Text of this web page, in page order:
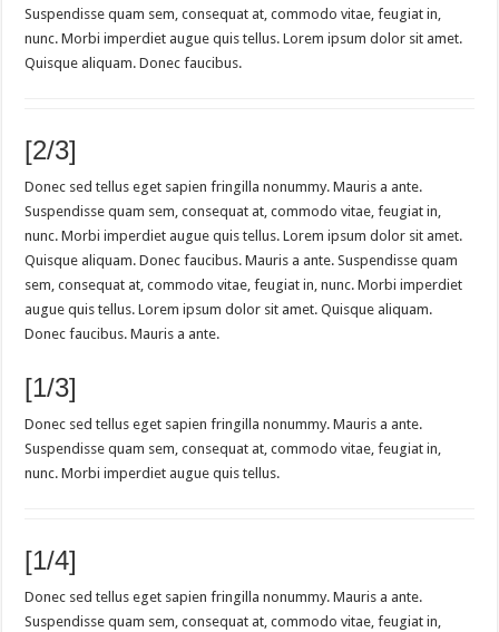
Suspendisse quam sem, consequat at, commodo vitae, feugiat in,
nunc. Morbi imperdiet augue quis tellus. Lorem ipsum dolor sit amet.
Quisque aliquam. Donec faucibus.
[2/3]
Donec sed tellus eget sapien fringilla nonummy. Mauris a ante.
Suspendisse quam sem, consequat at, commodo vitae, feugiat in,
nunc. Morbi imperdiet augue quis tellus. Lorem ipsum dolor sit amet.
Quisque aliquam. Donec faucibus. Mauris a ante. Suspendisse quam
sem, consequat at, commodo vitae, feugiat in, nunc. Morbi imperdiet
augue quis tellus. Lorem ipsum dolor sit amet. Quisque aliquam.
Donec faucibus. Mauris a ante.
[1/3]
Donec sed tellus eget sapien fringilla nonummy. Mauris a ante.
Suspendisse quam sem, consequat at, commodo vitae, feugiat in,
nunc. Morbi imperdiet augue quis tellus.
[1/4]
Donec sed tellus eget sapien fringilla nonummy. Mauris a ante.
Suspendisse quam sem, consequat at, commodo vitae, feugiat in,